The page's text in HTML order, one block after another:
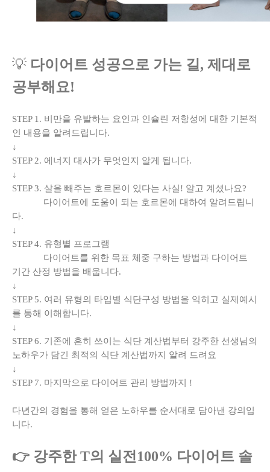
💡 다이어트 성공으로 가는 길, 제대로
공부해요!
STEP 1. 비만을 유발하는 요인과 인슐린 저항성에 대한 기본적
인 내용을 알려드립니다.
↓
STEP 2. 에너지 대사가 무엇인지 알게 됩니다.
↓
STEP 3. 살을 빼주는 호르몬이 있다는 사실! 알고 계셨나요?
다이어트에 도움이 되는 호르몬에 대하여 알려드립니
다.
↓
STEP 4. 유형별 프로그램
다이어트를 위한 목표 체중 구하는 방법과 다이어트
기간 산정 방법을 배웁니다.
↓
STEP 5. 여러 유형의 타입별 식단구성 방법을 익히고 실제예시
를 통해 이해합니다.
↓
STEP 6. 기존에 흔히 쓰이는 식단 계산법부터 강주한 선생님의
노하우가 담긴 최적의 식단 계산법까지 알려 드려요
↓
STEP 7. 마지막으로 다이어트 관리 방법까지 !
다년간의 경험을 통해 얻은 노하우를 순서대로 담아낸 강의입
니다.
👉 강주한 T의 실전100% 다이어트 솔